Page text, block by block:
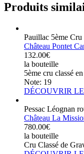
2024
Corton
Produits
Pauillac 5ème Cru
Château Pontet
132.00€
la bouteille
5ème cru classé
Note: 19
DÉCOUVRIR
Pessac Léognan
Château La
780.00€
la bouteille
Cru Classé de